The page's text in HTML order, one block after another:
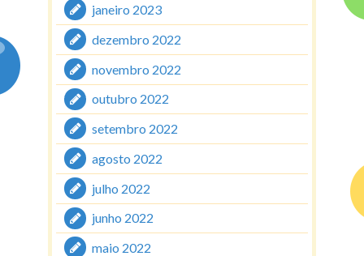
janeiro 2023
dezembro 2022
novembro 2022
outubro 2022
setembro 2022
agosto 2022
julho 2022
junho 2022
maio 2022